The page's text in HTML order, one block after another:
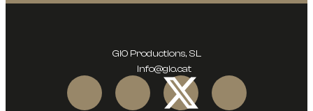
GIO Productions, SL
info@gio.cat